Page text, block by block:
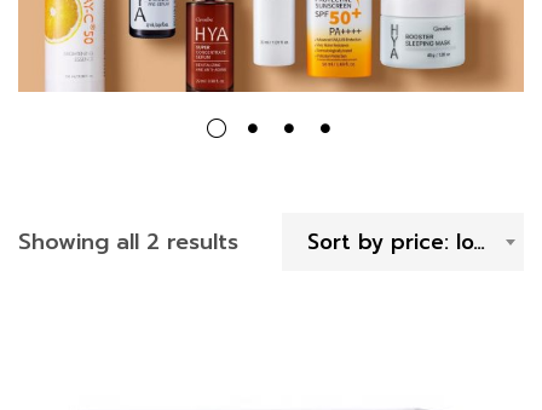
Showing all 2 results Sort by price: low to high